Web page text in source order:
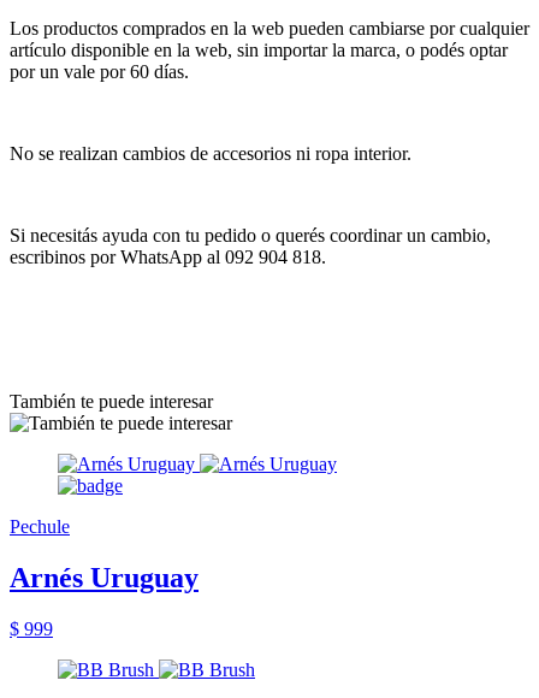
Los productos comprados en la web pueden cambiarse por cualquier
artículo disponible en la web, sin importar la marca, o podés optar
por un vale por 60 días.
No se realizan cambios de accesorios ni ropa interior.
Si necesitás ayuda con tu pedido o querés coordinar un cambio,
escribinos por WhatsApp al 092 904 818.
También te puede interesar
Pechule
Arnés Uruguay
$ 999